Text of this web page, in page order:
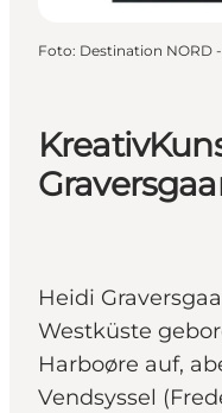
Heidi
Westküste
Harboøre auf,
Vendsyssel
Foto: Destination NORD